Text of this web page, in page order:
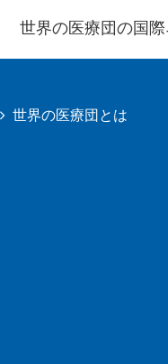
世界の医療団の国
世界の医療団とは